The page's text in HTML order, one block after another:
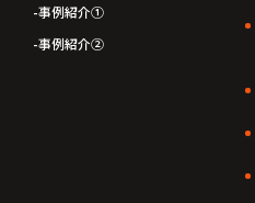
事例紹介①
事例紹介②